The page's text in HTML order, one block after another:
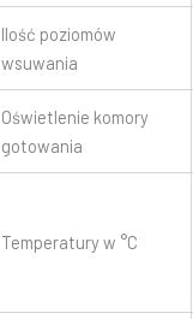
Ilość poziomów
wsuwania
Oświetlenie komory
gotowania
Temperatury w °C